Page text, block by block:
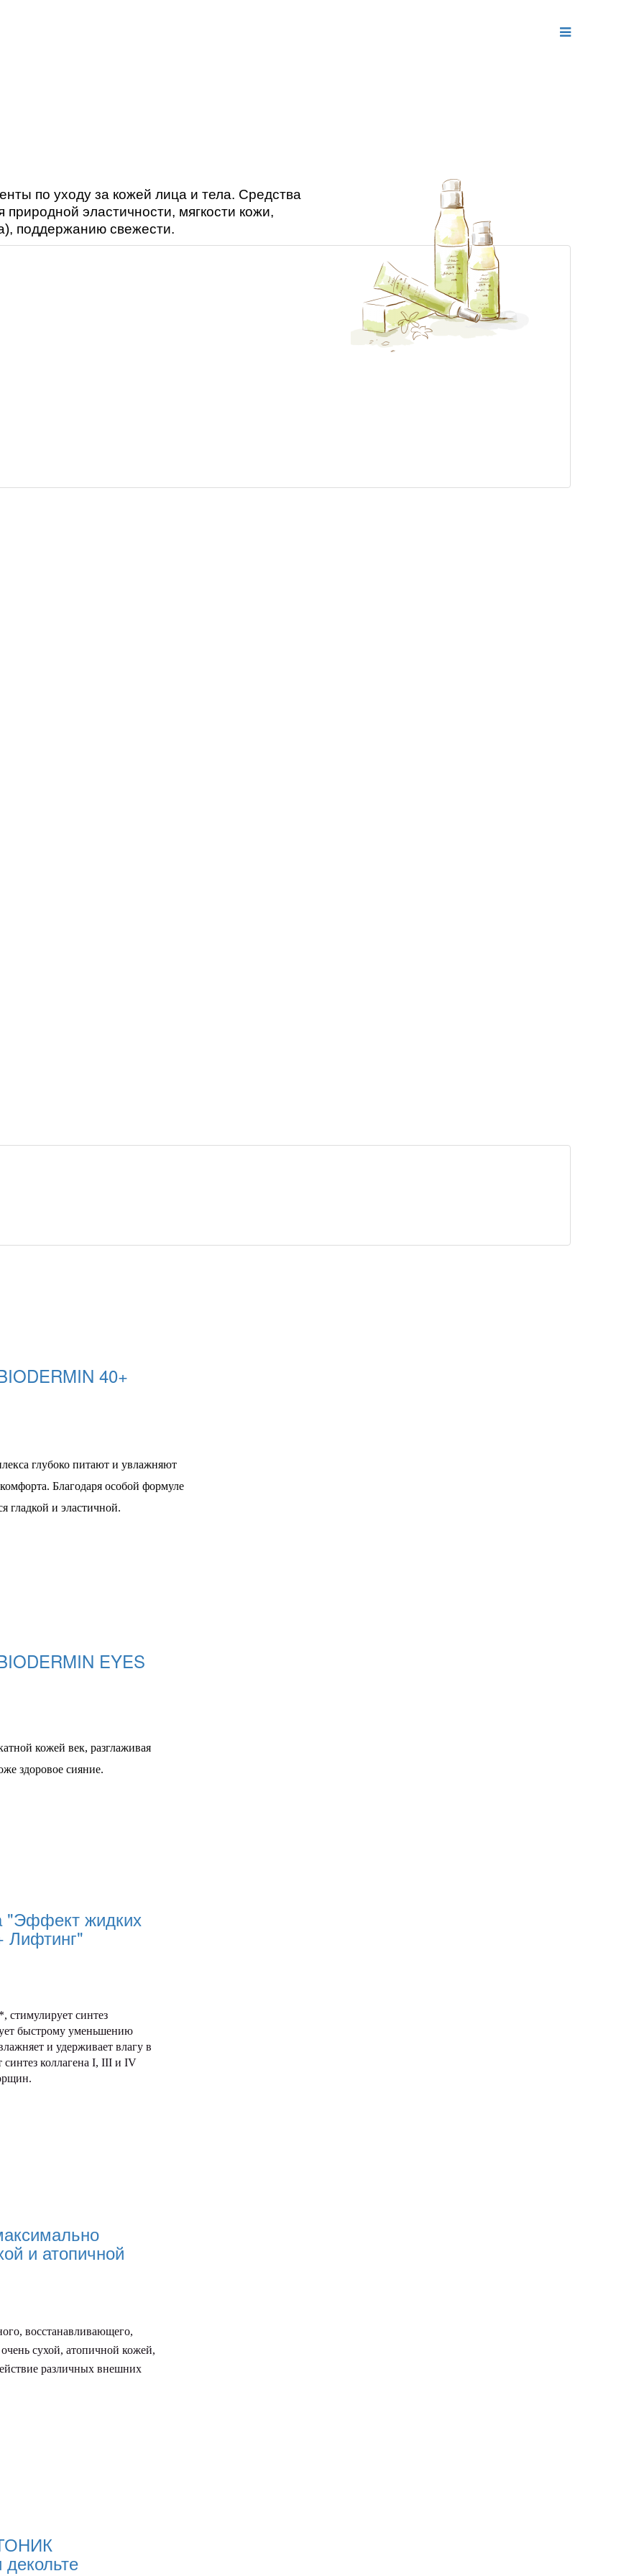
по уходу за кожей лица и тела. Средства
эластичности, мягкости кожи,
поддержанию свежести.
40+
глубоко питают и увлажняют
Благодаря особой формуле
гладкой и эластичной.
EYES
кожей век, разглаживая
здоровое сияние.
"Эффект жидких
Лифтинг"
стимулирует синтез
быстрому уменьшению
и удерживает влагу в
синтез коллагена I, III и IV
и атопичной
восстанавливающего,
сухой, атопичной кожей,
различных внешних